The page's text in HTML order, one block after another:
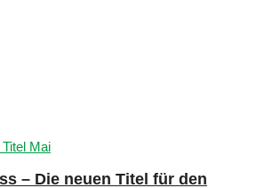
– Die neuen Titel für den